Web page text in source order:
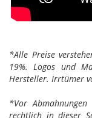
*Alle Preise
19%. Logos und
Hersteller. Irrtümer
*Vor
rechtlich in dieser